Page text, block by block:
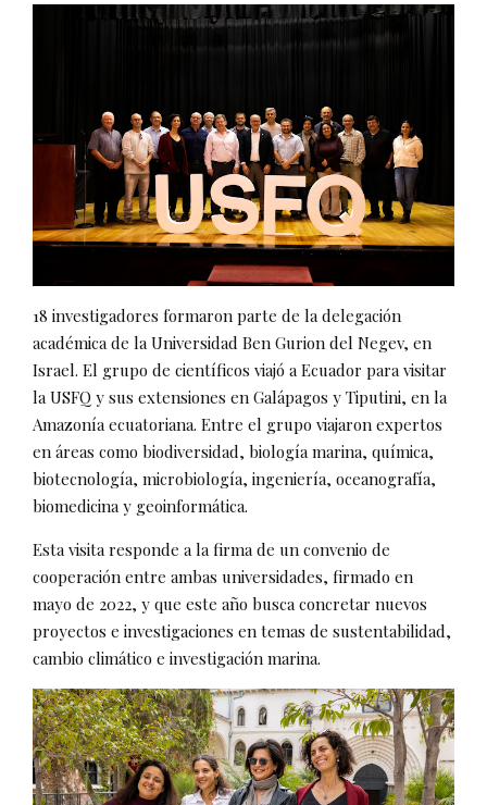
18 investigadores formaron parte de la delegación
académica de la Universidad Ben Gurion del Negev, en
Israel. El grupo de científicos viajó a Ecuador para visitar
la USFQ y sus extensiones en Galápagos y Tiputini, en la
Amazonía ecuatoriana. Entre el grupo viajaron expertos
en áreas como biodiversidad, biología marina, química,
biotecnología, microbiología, ingeniería, oceanografía,
biomedicina y geoinformática.
Esta visita responde a la firma de un convenio de
cooperación entre ambas universidades, firmado en
mayo de 2022, y que este año busca concretar nuevos
proyectos e investigaciones en temas de sustentabilidad,
cambio climático e investigación marina.